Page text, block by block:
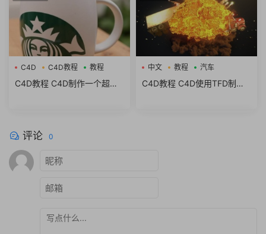
C4D C4D教程 教程
C4D教程 C4D制作一个超写
中文 教程 汽车
C4D教程 C4D使用TFD制作
评论 0